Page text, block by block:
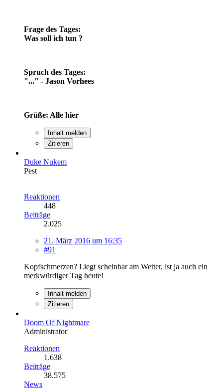
Frage des Tages:
Was soll ich tun ?
Spruch des Tages:
"..." - Jason Vorhees
Grüße: Alle hier
Inhalt melden
Zitieren
Duke Nukem
Pest
Reaktionen
448
Beiträge
2.025
21. März 2016 um 16:35
#91
Kopfschmerzen? Liegt scheinbar am Wetter, ist ja auch ein
merkwürdiger Tag heute!
Inhalt melden
Zitieren
Doom Of Nightmare
Administrator
Reaktionen
1.638
Beiträge
38.575
News